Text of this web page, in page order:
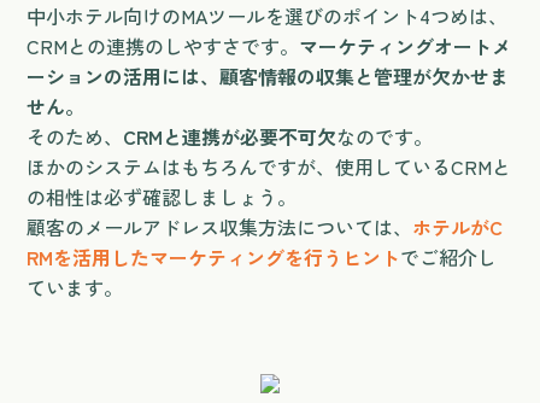
中小ホテル向けのMAツールを選びのポイント4つめは、
CRMとの連携のしやすさです。 マーケティングオートメ
ーションの活用には、顧客情報の収集と管理が欠かせま
せん。
そのため、 CRMと連携が必要不可欠なのです。
ほかのシステムはもちろんですが、使用しているCRMと
の相性は必ず確認しましょう。
顧客のメールアドレス収集方法については、 ホテルがC
RMを活用したマーケティングを行うヒントでご紹介し
ています。